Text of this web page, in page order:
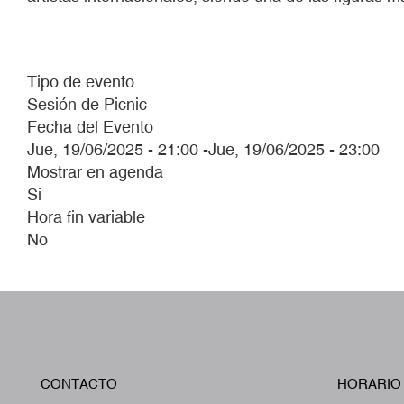
Tipo de evento
Sesión de Picnic
Fecha del Evento
Jue, 19/06/2025 - 21:00 -Jue, 19/06/2025 - 23:00
Mostrar en agenda
Si
Hora fin variable
No
CONTACTO HORARIO